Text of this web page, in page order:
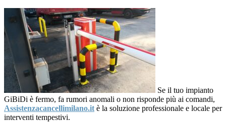
Se il tuo impianto
GiBiDi è fermo, fa rumori anomali o non risponde più ai comandi,
Assistenzacancellimilano.it è la soluzione professionale e locale per
interventi tempestivi.